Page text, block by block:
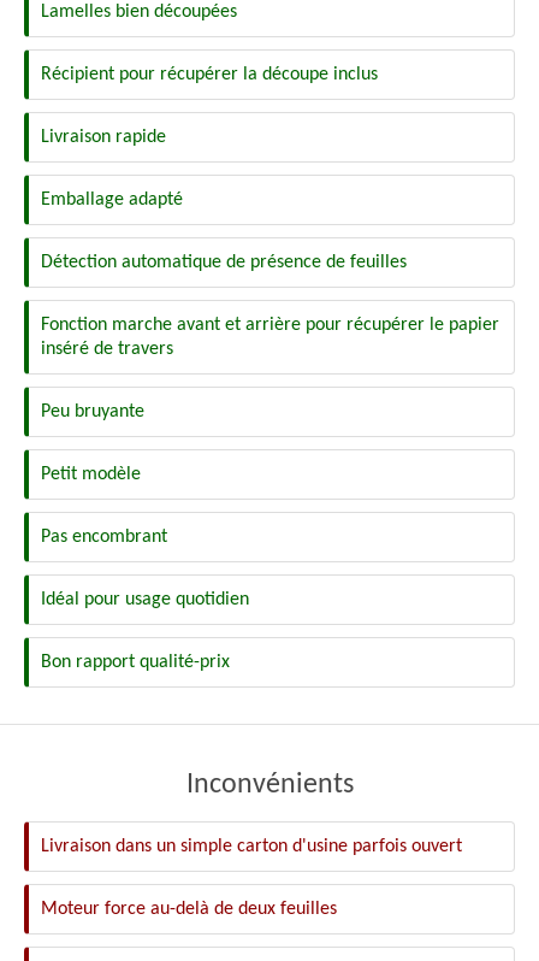
Lamelles bien découpées
Récipient pour récupérer la découpe inclus
Livraison rapide
Emballage adapté
Détection automatique de présence de feuilles
Fonction marche avant et arrière pour récupérer le papier
inséré de travers
Peu bruyante
Petit modèle
Pas encombrant
Idéal pour usage quotidien
Bon rapport qualité-prix
Inconvénients
Livraison dans un simple carton d'usine parfois ouvert
Moteur force au-delà de deux feuilles